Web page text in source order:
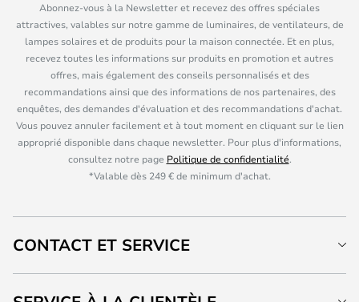
Abonnez-vous à la Newsletter et recevez des offres spéciales
attractives, valables sur notre gamme de luminaires, de ventilateurs, de
lampes solaires et de produits pour la maison connectée. Et en plus,
recevez toutes les informations sur produits en promotion et autres
offres, mais également des conseils personnalisés et des
recommandations ainsi que des informations de nos partenaires, des
enquêtes, des demandes d'évaluation et des recommandations d'achat.
Vous pouvez annuler facilement et à tout moment en cliquant sur le lien
approprié disponible dans chaque newsletter. Pour plus d'informations,
consultez notre page Politique de confidentialité.
*Valable dès 249 € de minimum d'achat.
CONTACT ET SERVICE